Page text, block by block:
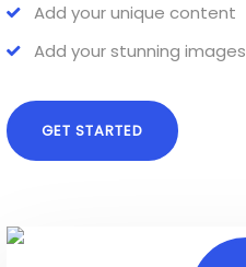
Add your unique content
Add your stunning images
GET STARTED